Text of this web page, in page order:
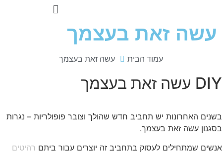
עשה זאת בעצמך
עמוד הבית עשה זאת בעצמך
DIY עשה זאת בעצמך
בשנים האחרונות יש תחביב חדש שהולך וצובר פופולריות – נגרות
בסגנון עשה זאת בעצמך.
אנשים שמתחילים לעסוק בתחביב זה יוצרים עבור ביתם רהיטים